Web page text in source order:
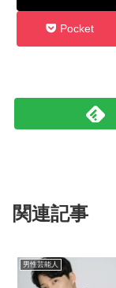
Pocket
関連記事
男性芸能人